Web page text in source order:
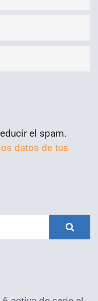
el spam.
datos de tus